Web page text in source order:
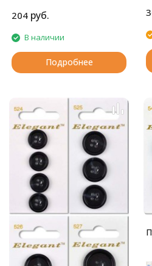
четырьмя отверстиями.
204 руб.
В наличии
Подробнее